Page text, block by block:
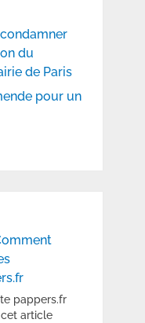
du
de Paris
pour un
pappers.fr
cet article